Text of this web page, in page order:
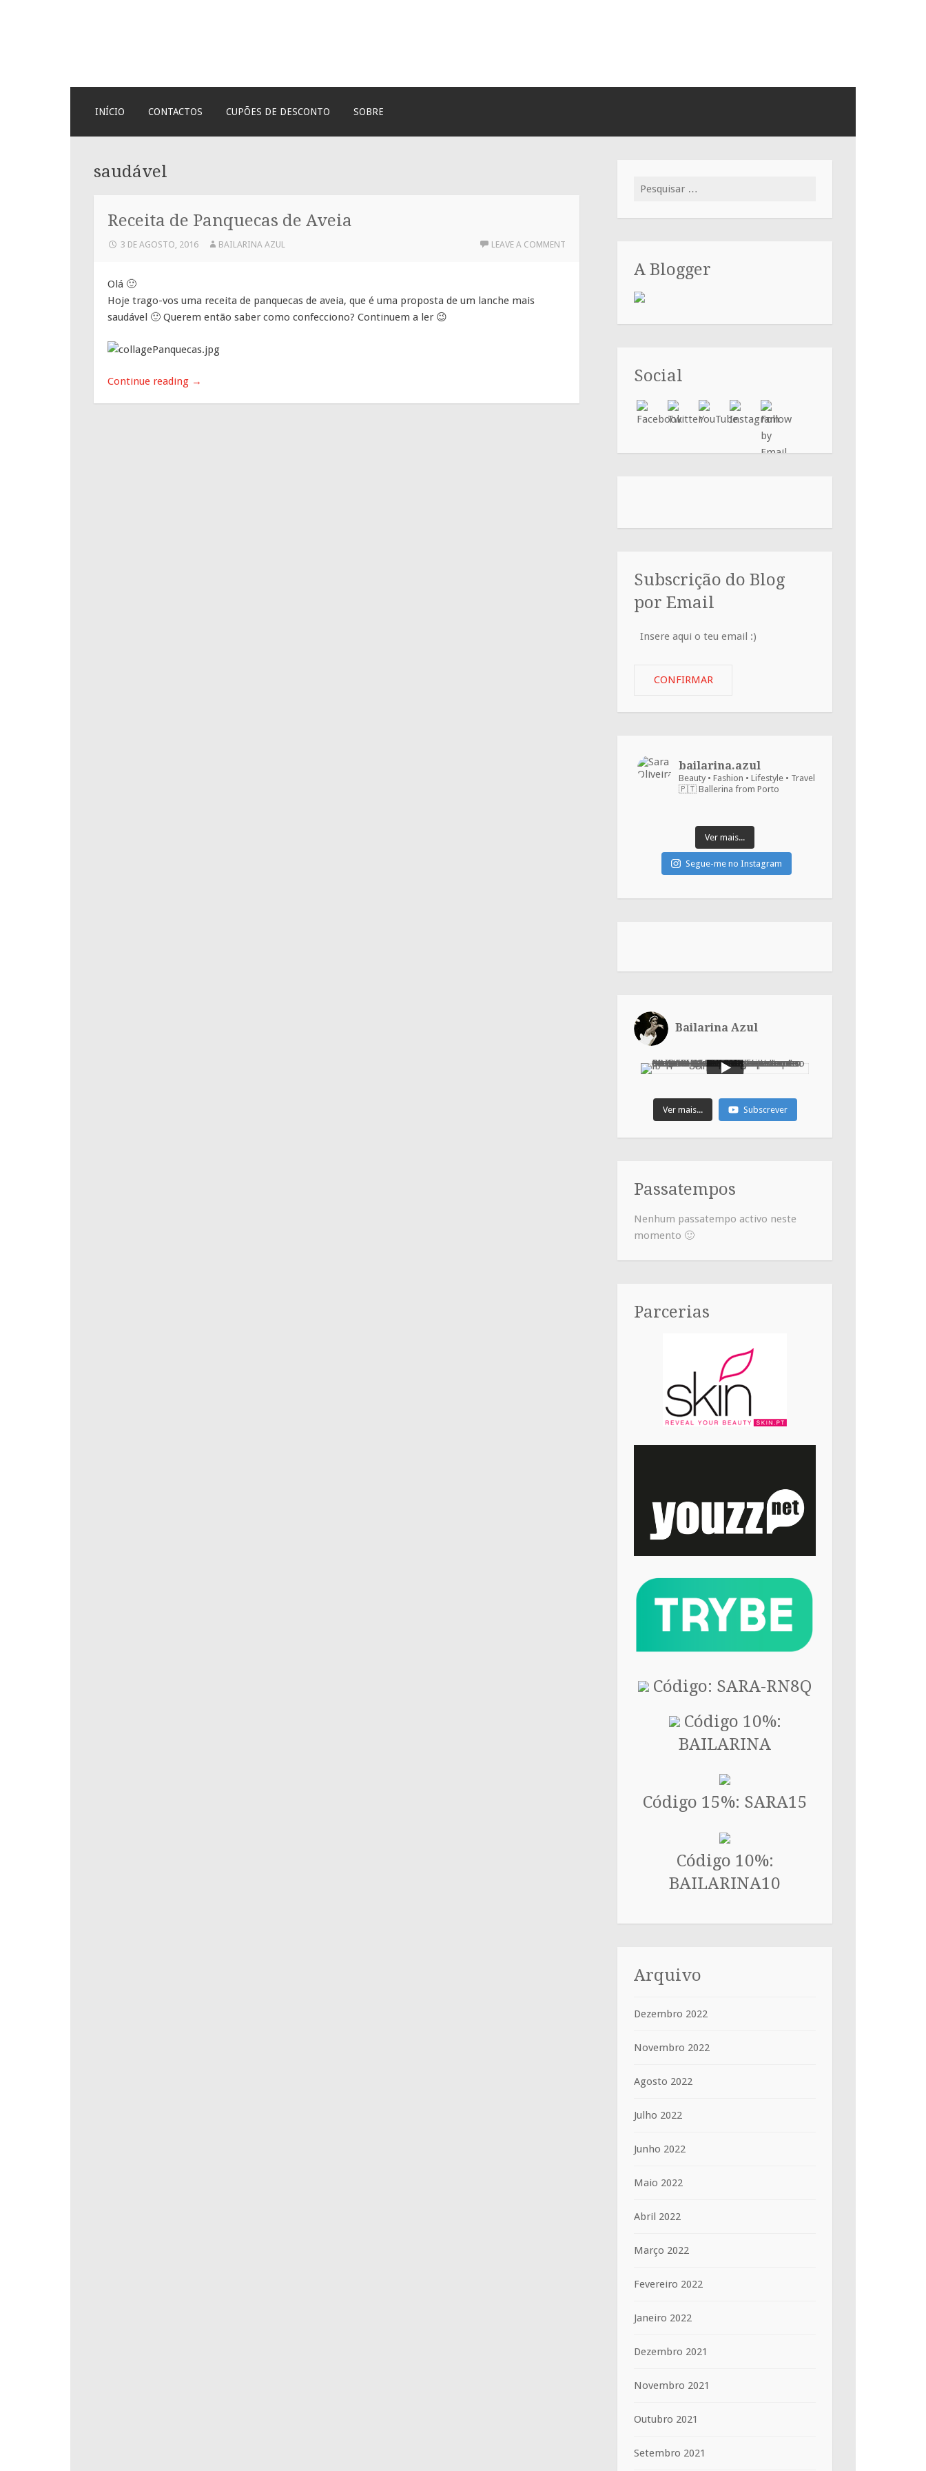
SKIP
CONTENT
INÍCIO CONTACTOS CUPÕES DE DESCONTO SOBRE
saudável
Receita de Panquecas de Aveia
3 DE AGOSTO, 2016 BAILARINA AZUL LEAVE A COMMENT
Olá 🙂
Hoje trago-vos uma receita de panquecas de aveia, que é uma proposta de um lanche mais
saudável 🙂 Querem então saber como confecciono? Continuem a ler 😉
Continue reading →
Pesquisar
A Blogger
Social
Subscrição do Blog
por Email
Insere
:)
CONFIRMAR
bailarina.azul
Beauty • Fashion • Lifestyle • Travel
🇵🇹 Ballerina from Porto
Ver mais...
Segue-me no Instagram
Bailarina Azul
Ver mais... Subscrever
Passatempos
Nenhum passatempo activo neste
momento 🙂
Parcerias
Código: SARA-RN8Q
Código 10%:
BAILARINA
Código 15%: SARA15
Código 10%:
BAILARINA10
Arquivo
Dezembro 2022
Novembro 2022
Agosto 2022
Julho 2022
Junho 2022
Maio 2022
Abril 2022
Março 2022
Fevereiro 2022
Janeiro 2022
Dezembro 2021
Novembro 2021
Outubro 2021
Setembro 2021